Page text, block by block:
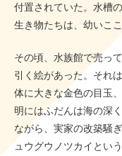
付置されていた。水槽
生き物たちは、幼いこ
その頃、水族館で売っ
引く絵があった。それ
体に大きな金色の目玉
明にはふだんは海の深
ながら、実家の改築騒
ュウグウノツカイとい